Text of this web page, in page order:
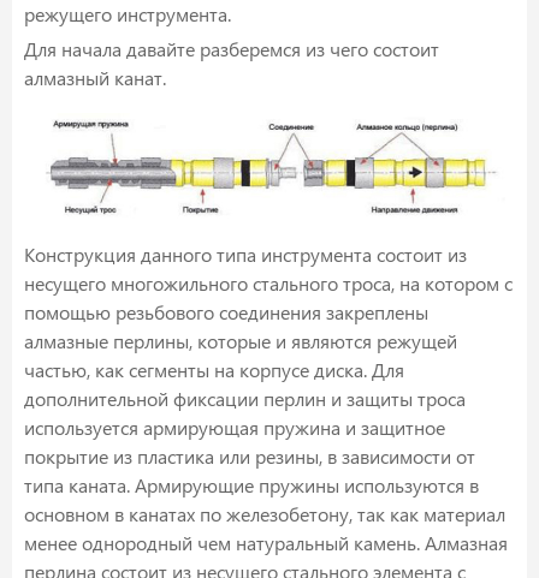
режущего инструмента.
Для начала давайте разберемся из чего состоит
алмазный канат.
Конструкция данного типа инструмента состоит из
несущего многожильного стального троса, на котором с
помощью резьбового соединения закреплены
алмазные перлины, которые и являются режущей
частью, как сегменты на корпусе диска. Для
дополнительной фиксации перлин и защиты троса
используется армирующая пружина и защитное
покрытие из пластика или резины, в зависимости от
типа каната. Армирующие пружины используются в
основном в канатах по железобетону, так как материал
менее однородный чем натуральный камень. Алмазная
перлина состоит из несущего стального элемента с